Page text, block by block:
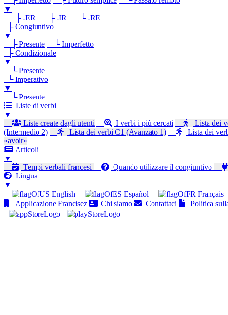
▼
├ -ER
├ -IR
└ -RE
├ Congiuntivo
▼
├ Presente
└ Imperfetto
├ Condizionale
▼
└ Presente
└ Imperativo
▼
└ Presente
Liste di verbi
▼
Liste create dagli utenti
I verbi i più cercati Lista dei
(Intermedio 2)
Lista dei verbi C1 (Avanzato 1) Lista dei
«avoir»
Articoli
▼
Tempi verbali francesi
Quando utilizzare il congiuntivo
Lingua
▼
English
Español Français
Applicazione Francisez
Chi siamo Contattaci Politica